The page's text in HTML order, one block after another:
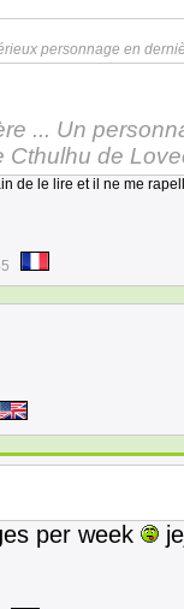
personnage en
... Un
Cthulhu de
de le lire et il ne me
per week